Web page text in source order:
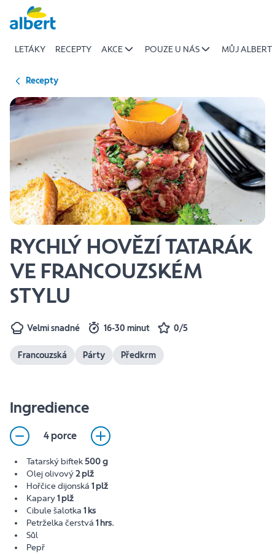
Přeskočit
LETÁKY RECEPTY AKCE POUZE U NÁS MŮJ ALBERT
Recepty
RYCHLÝ HOVĚZÍ TATARÁK
VE FRANCOUZSKÉM
STYLU
Velmi snadné 16-30 minut 0/5
Francouzská Párty Předkrm
Ingredience
4 porce
Tatarský biftek500 g
Olej olivový2 plž
Hořčice dijonská 1 plž
Kapary1 plž
Cibule šalotka 1 ks
Petrželka čerstvá 1 hrs.
Sůl
Pepř